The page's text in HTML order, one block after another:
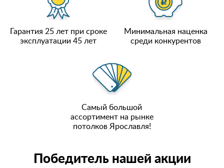
Гарантия 25 лет при сроке
эксплуатации 45 лет
Минимальная наценка
среди конкурентов
Самый большой
ассортимент на рынке
потолков Ярославля!
Победитель нашей акции